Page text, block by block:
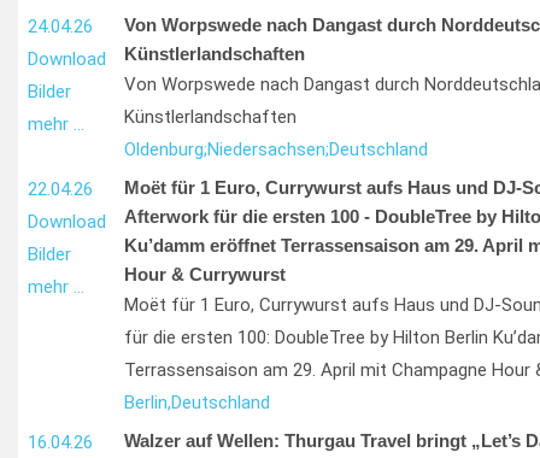
24.04.26
Download
Bilder
mehr …
Von Worpswede nach Dangast durch
Künstlerlandschaften
Von Worpswede nach Dangast durch
Künstlerlandschaften
Oldenburg;Niedersachsen;Deutschland
22.04.26
Download
Bilder
mehr …
Moët für 1 Euro, Currywurst aufs Haus und DJ-
Afterwork für die ersten 100 - DoubleTree by
Ku’damm eröffnet Terrassensaison am 29. April
Hour & Currywurst
Moët für 1 Euro, Currywurst aufs Haus und DJ-
für die ersten 100: DoubleTree by Hilton Berlin
Terrassensaison am 29. April mit Champagne Hour
Berlin,Deutschland
16.04.26
Walzer auf Wellen: Thurgau Travel bringt „Let’s